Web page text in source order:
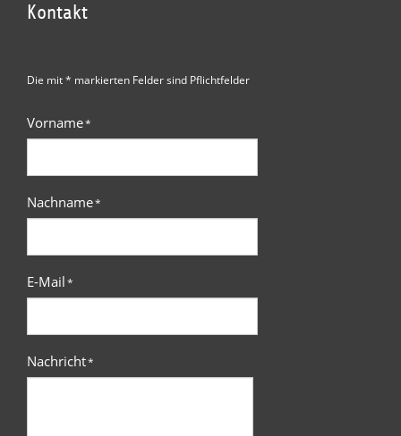
Kontakt
Die mit * markierten Felder sind Pflichtfelder
Vorname*
Nachname*
E-Mail*
Nachricht*